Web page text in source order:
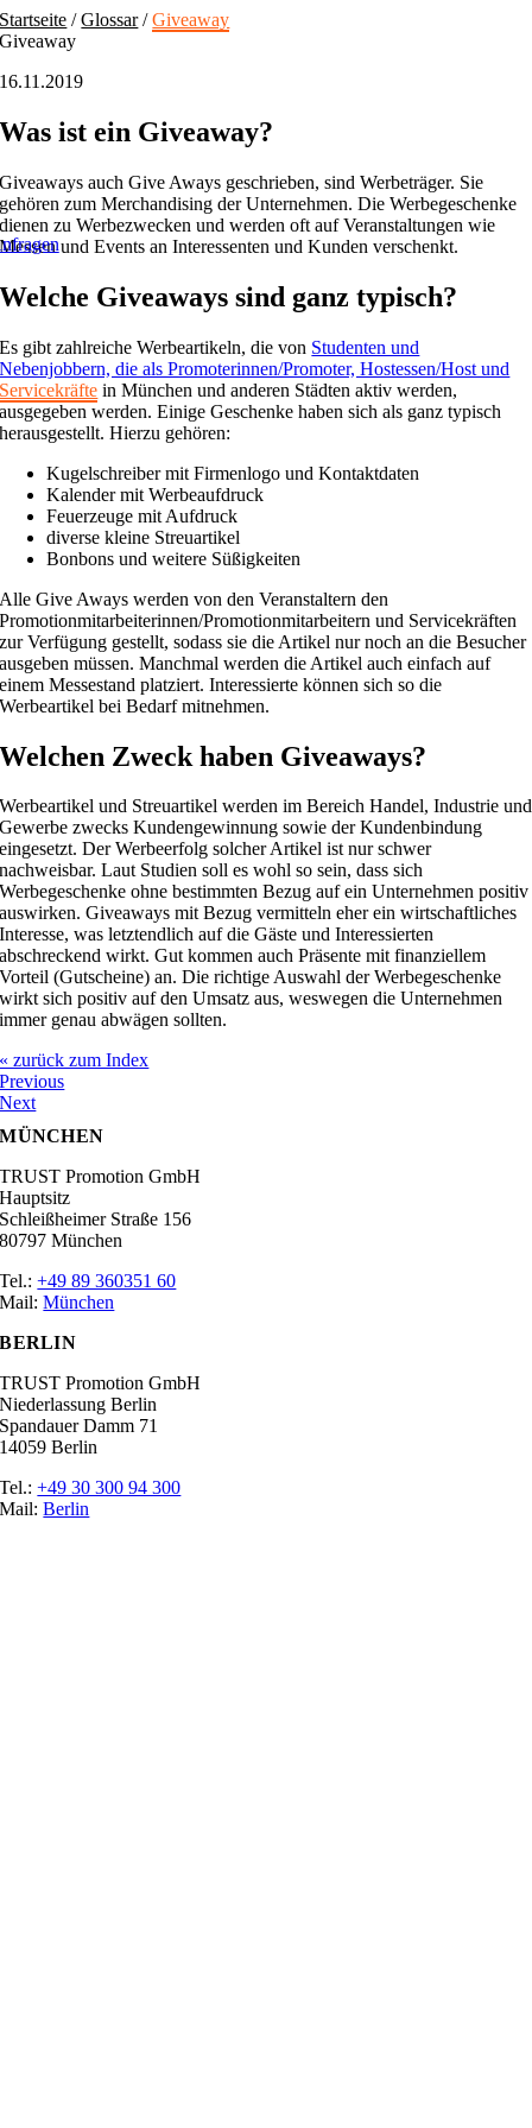
Skip
to
Startseite / Glossar / Giveaway
Giveaway
16.11.2019
Was ist ein Giveaway?
Giveaways auch Give Aways geschrieben, sind Werbeträger. Sie
gehören zum Merchandising der Unternehmen. Die Werbegeschenke
dienen zu Werbezwecken und werden oft auf Veranstaltungen wie
Messen und Events an Interessenten und Kunden verschenkt.
Welche Giveaways sind ganz typisch?
Es gibt zahlreiche Werbeartikeln, die von Studenten und
Nebenjobbern, die als Promoterinnen/Promoter, Hostessen/Host und
Servicekräfte in München und anderen Städten aktiv werden,
ausgegeben werden. Einige Geschenke haben sich als ganz typisch
herausgestellt. Hierzu gehören:
Kugelschreiber mit Firmenlogo und Kontaktdaten
Kalender mit Werbeaufdruck
Feuerzeuge mit Aufdruck
diverse kleine Streuartikel
Bonbons und weitere Süßigkeiten
Alle Give Aways werden von den Veranstaltern den
Promotionmitarbeiterinnen/Promotionmitarbeitern und Servicekräften
zur Verfügung gestellt, sodass sie die Artikel nur noch an die Besucher
ausgeben müssen. Manchmal werden die Artikel auch einfach auf
einem Messestand platziert. Interessierte können sich so die
Werbeartikel bei Bedarf mitnehmen.
Welchen Zweck haben Giveaways?
Werbeartikel und Streuartikel werden im Bereich Handel, Industrie und
Gewerbe zwecks Kundengewinnung sowie der Kundenbindung
eingesetzt. Der Werbeerfolg solcher Artikel ist nur schwer
nachweisbar. Laut Studien soll es wohl so sein, dass sich
Werbegeschenke ohne bestimmten Bezug auf ein Unternehmen positiv
auswirken. Giveaways mit Bezug vermitteln eher ein wirtschaftliches
Interesse, was letztendlich auf die Gäste und Interessierten
abschreckend wirkt. Gut kommen auch Präsente mit finanziellem
Vorteil (Gutscheine) an. Die richtige Auswahl der Werbegeschenke
wirkt sich positiv auf den Umsatz aus, weswegen die Unternehmen
immer genau abwägen sollten.
« zurück zum Index
Previous
Next
MÜNCHEN
TRUST Promotion GmbH
Hauptsitz
Schleißheimer Straße 156
80797 München
Tel.:+49 89 360351 60
Mail:München
BERLIN
TRUST Promotion GmbH
Niederlassung Berlin
Spandauer Damm 71
14059 Berlin
Tel.:+49 30 300 94 300
Mail:Berlin